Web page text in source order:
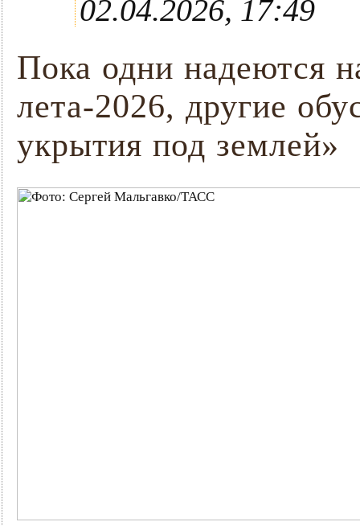
02.04.2026, 17:49
Пока одни надеются
лета-2026, другие
укрытия под землей»